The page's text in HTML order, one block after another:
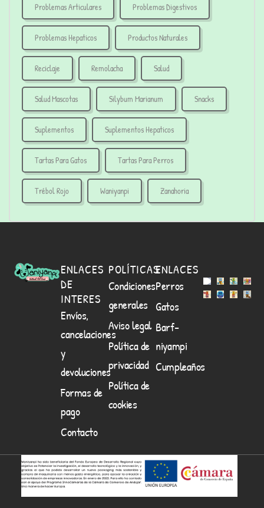
Problemas Articulares Problemas Digestivos
Problemas Hepaticos Productos Naturales
Reciclaje Remolacha Salud
Salud Mascotas Silybum Marianum Snacks
Suplementos Suplementos Hepaticos
Tartas Para Gatos Tartas Para Perros
Trébol Rojo Waniyanpi Zanahoria
ENLACES
DE
INTERES
Envíos,
cancelaciones
y
devoluciones
Formas de
pago
Contacto
POLÍTICAS
Condiciones
generales
Aviso legal
Política de
privacidad
Política de
cookies
ENLACES
Perros
Gatos
Barf-
niyampi
Cumpleaños